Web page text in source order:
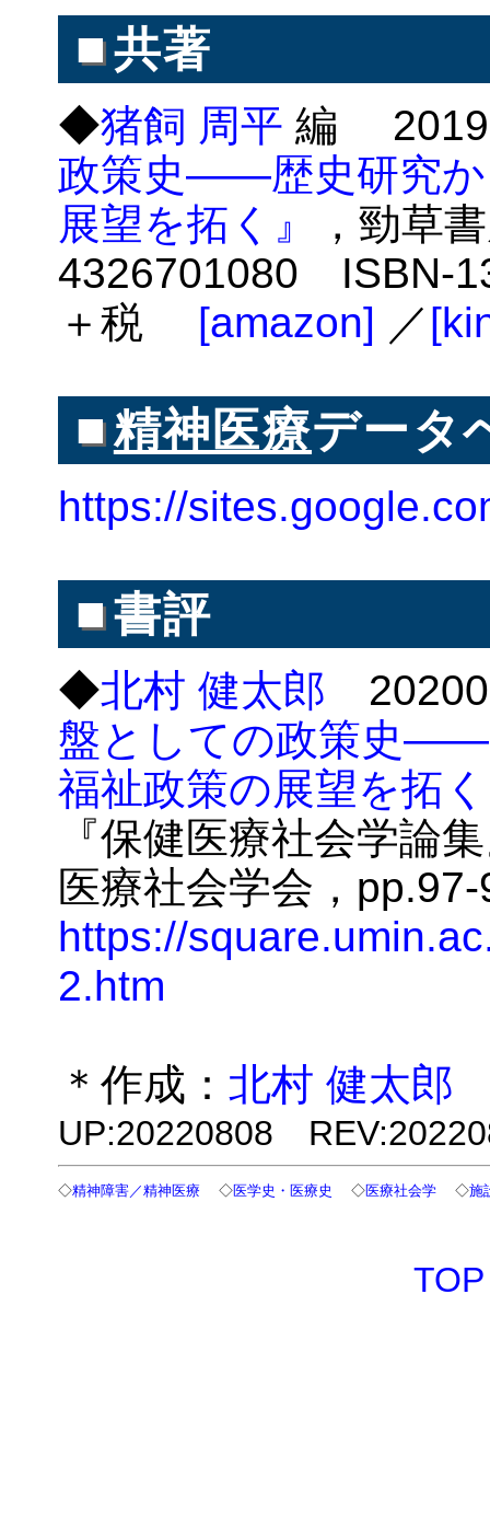
■共著
◆猪飼 周平 編
政策史――歴史研究か
展望を拓く』
，勁草
4326701080 ISBN-
＋税 [amazon] ／
■精神医療データ
https://
■書評
◆北村 健太郎
盤としての政策史――
福祉政策の展望を拓
『保健医療社会学論
医療社会学会，pp.97-
https://
2.htm
＊作成： 北村 健太郎
UP:20220808
◇精神障害／精神医療◇医学史・医療史 ◇医療社会学◇施
TOP